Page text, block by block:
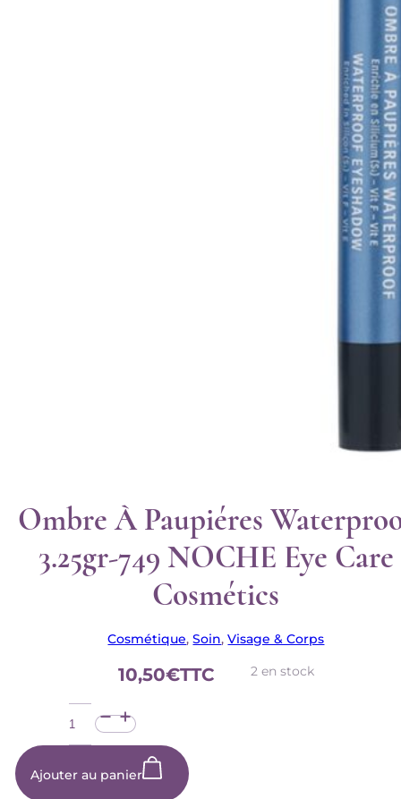
Ombre À Paupiéres
3.25gr-749 NOCHE Eye Care
Cosmétics
Cosmétique,Soin,Visage & Corps
10,50€TTC 2 en stock
quantité
de
Ombre
Paupiéres
Waterproof
Ajouter au panier